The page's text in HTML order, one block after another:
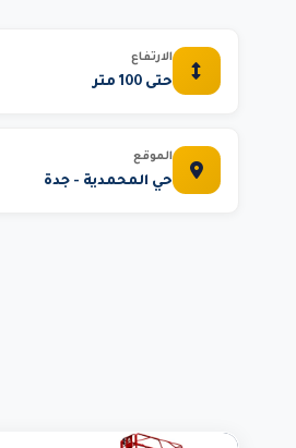
الارتفاع
حتى 100 متر
الموقع
حي المحمدية - جدة